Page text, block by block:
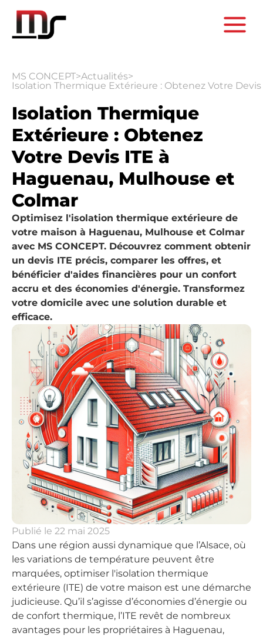
MS CONCEPT>Actualités>
Isolation Thermique Extérieure : Obtenez Votre
Isolation Thermique
Extérieure : Obtenez
Votre Devis ITE à
Haguenau, Mulhouse et
Colmar
Optimisez l'isolation thermique extérieure de
votre maison à Haguenau, Mulhouse et Colmar
avec MS CONCEPT. Découvrez comment obtenir
un devis ITE précis, comparer les offres, et
bénéficier d'aides financières pour un confort
accru et des économies d'énergie. Transformez
votre domicile avec une solution durable et
efficace.
Publié le 22 mai 2025
Dans une région aussi dynamique que l’Alsace, où
les variations de température peuvent être
marquées, optimiser l'isolation thermique
extérieure (ITE) de votre maison est une démarche
judicieuse. Qu’il s’agisse d’économies d’énergie ou
de confort thermique, l’ITE revêt de nombreux
avantages pour les propriétaires à Haguenau,